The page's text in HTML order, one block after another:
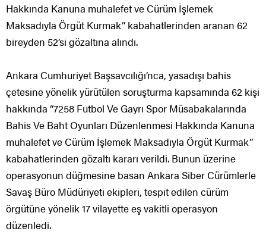
Hakkında Kanuna muhalefet ve Cürüm İşlemek
Maksadıyla Örgüt Kurmak” kabahatlerinden aranan 62
bireyden 52’si gözaltına alındı.
Ankara Cumhuriyet Başsavcılığı’nca, yasadışı bahis
çetesine yönelik yürütülen soruşturma kapsamında 62 kişi
hakkında “7258 Futbol Ve Gayrı Spor Müsabakalarında
Bahis Ve Baht Oyunları Düzenlenmesi Hakkında Kanuna
muhalefet ve Cürüm İşlemek Maksadıyla Örgüt Kurmak”
kabahatlerinden gözaltı kararı verildi. Bunun üzerine
operasyonun düğmesine basan Ankara Siber Cürümlerle
Savaş Büro Müdüriyeti ekipleri, tespit edilen cürüm
örgütüne yönelik 17 vilayette eş vakitli operasyon
düzenledi.